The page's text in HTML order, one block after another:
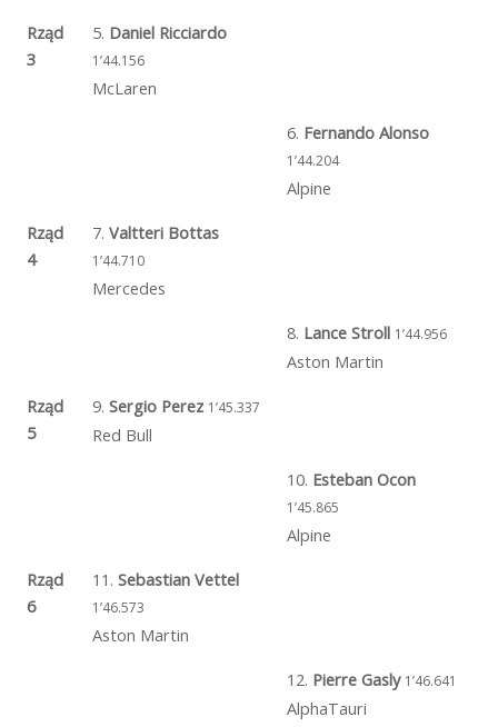
Rząd
3
5. Daniel Ricciardo
1’44.156
McLaren
6. Fernando Alonso
1’44.204
Alpine
Rząd
4
7. Valtteri Bottas
1’44.710
Mercedes
8. Lance Stroll 1’44.956
Aston Martin
Rząd
5
9. Sergio Perez 1’45.337
Red Bull
10. Esteban Ocon
1’45.865
Alpine
Rząd
6
11. Sebastian Vettel
1’46.573
Aston Martin
12. Pierre Gasly 1’46.641
AlphaTauri